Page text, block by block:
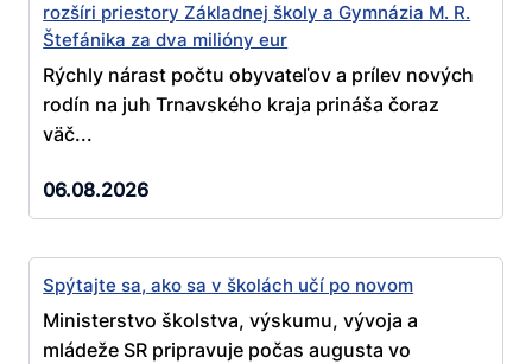
rozšíri priestory Základnej školy a Gymnázia M. R.
Štefánika za dva milióny eur
Rýchly nárast počtu obyvateľov a prílev nových
rodín na juh Trnavského kraja prináša čoraz
väč...
06.08.2026
Spýtajte sa, ako sa v školách učí po novom
Ministerstvo školstva, výskumu, vývoja a
mládeže SR pripravuje počas augusta vo